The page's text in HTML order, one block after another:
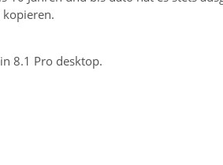
8.1 Pro desktop.